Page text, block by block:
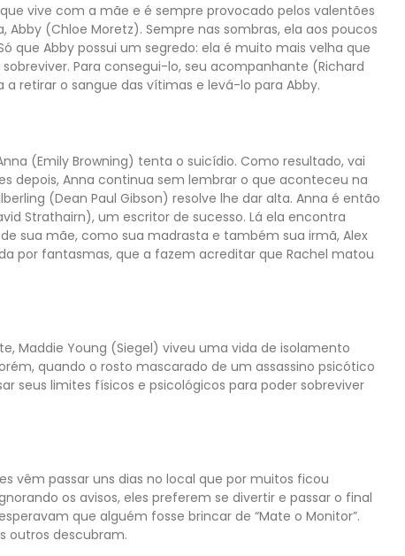
vive com a mãe e é sempre provocado pelos valentões
(Chloe Moretz). Sempre nas sombras, ela aos poucos
que Abby possui um segredo: ela é muito mais velha que
Para consegui-lo, seu acompanhante (Richard
a retirar o sangue das vítimas e levá-lo para Abby.
(Emily Browning) tenta o suicídio. Como resultado, vai
depois, Anna continua sem lembrar o que aconteceu na
(Dean Paul Gibson) resolve lhe dar alta. Anna é então
Strathairn), um escritor de sucesso. Lá ela encontra
sua mãe, como sua madrasta e também sua irmã, Alex
por fantasmas, que a fazem acreditar que Rachel matou
Maddie Young (Siegel) viveu uma vida de isolamento
quando o rosto mascarado de um assassino psicótico
seus limites físicos e psicológicos para poder sobreviver
vêm passar uns dias no local que por muitos ficou
os avisos, eles preferem se divertir e passar o final
que alguém fosse brincar de “Mate o Monitor”.
outros descubram.